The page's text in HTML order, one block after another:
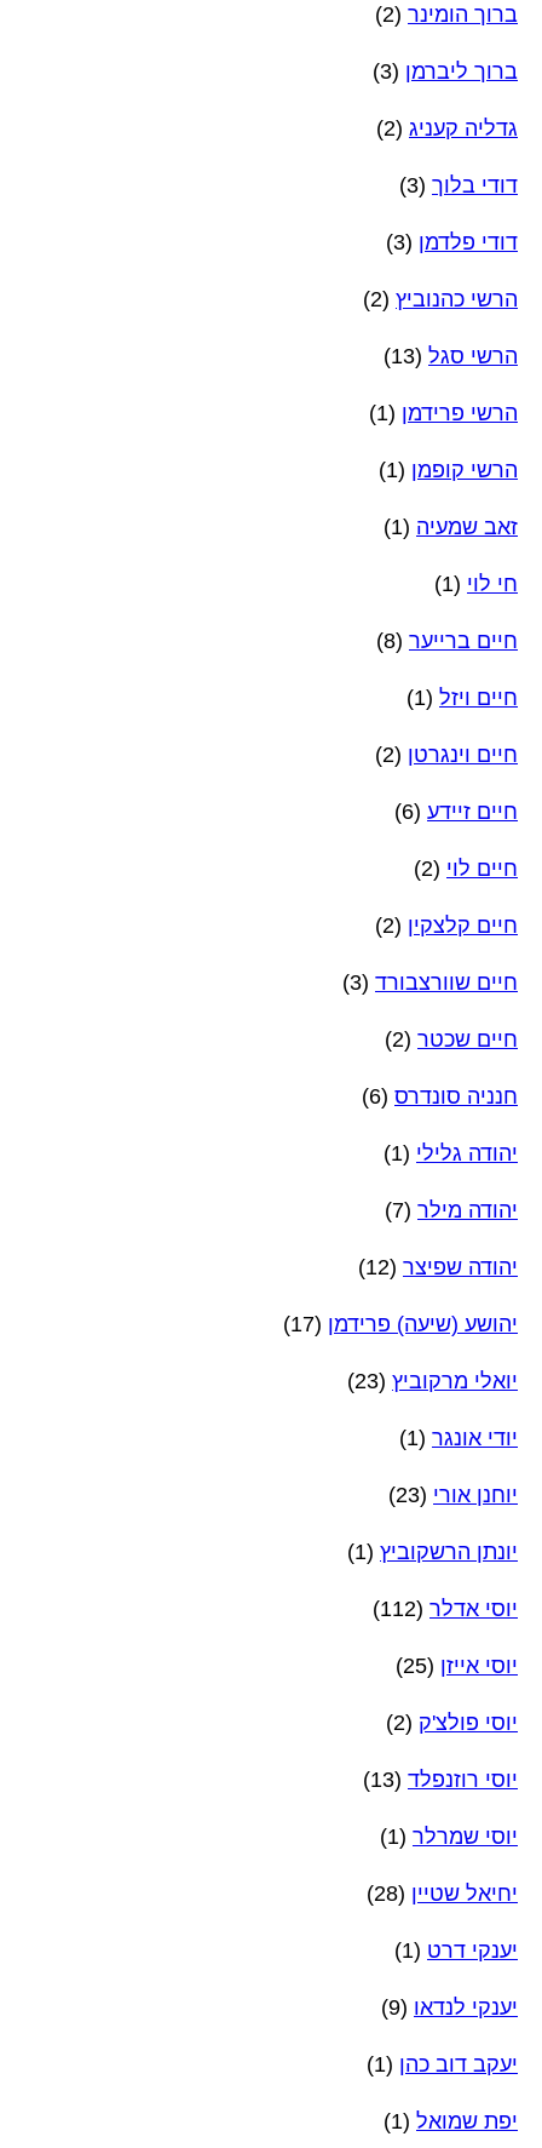
ברוך הומינר (2)
ברוך ליברמן (3)
גדליה קעניג (2)
דודי בלוך (3)
דודי פלדמן (3)
הרשי כהנוביץ (2)
הרשי סגל (13)
הרשי פרידמן (1)
הרשי קופמן (1)
זאב שמעיה (1)
חי לוי (1)
חיים ברייער (8)
חיים ויזל (1)
חיים וינגרטן (2)
חיים זיידע (6)
חיים לוי (2)
חיים קלצקין (2)
חיים שוורצבורד (3)
חיים שכטר (2)
חנניה סונדרס (6)
יהודה גלילי (1)
יהודה מילר (7)
יהודה שפיצר (12)
יהושע (שיעה) פרידמן (17)
יואלי מרקוביץ (23)
יודי אונגר (1)
יוחנן אורי (23)
יונתן הרשקוביץ (1)
יוסי אדלר (112)
יוסי אייזן (25)
יוסי פולצ'ק (2)
יוסי רוזנפלד (13)
יוסי שמרלר (1)
יחיאל שטיין (28)
יענקי דרט (1)
יענקי לנדאו (9)
יעקב דוב כהן (1)
יפת שמואל (1)